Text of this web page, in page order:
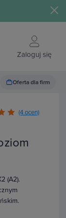
Zaloguj się
Oferta dla firm
(4 ocen)
(A2).